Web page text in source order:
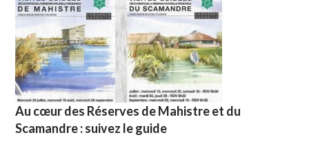
Au cœur des Réserves de Mahistre et du
Scamandre : suivez le guide